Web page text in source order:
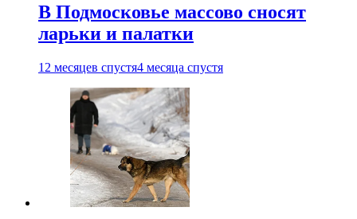
В Подмосковье массово сносят
ларьки и палатки
12 месяцев спустя4 месяца спустя